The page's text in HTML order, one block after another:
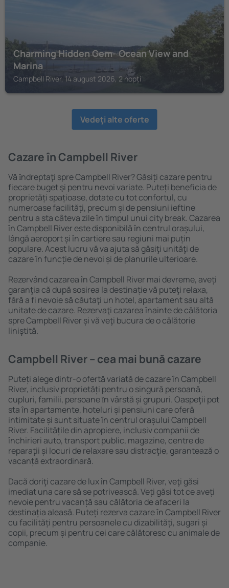
Charming Hidden Gem- Ocean View and
Marina
Campbell River, 14 august 2026, 2 nopți
Vedeţi alte oferte
Cazare în Campbell River
Vă ȋndreptaţi spre Campbell River? Găsiți cazare pentru
fiecare buget şi pentru nevoi variate. Puteți beneficia de
proprietăți spațioase, dotate cu tot confortul, cu
numeroase facilități, precum și de pensiuni ieftine
pentru a sta câteva zile în timpul unui city break. Cazarea
în Campbell River este disponibilă în centrul orașului,
lângă aeroport și în cartiere sau regiuni mai puțin
populare. Acest lucru vă va ajuta să găsiţi unităţi de
cazare în funcție de nevoi și de planurile ulterioare.
Rezervând cazarea în Campbell River mai devreme, aveți
garanţia că după sosirea la destinație vă puteţi relaxa,
fără a fi nevoie să căutaţi un hotel, apartament sau altă
unitate de cazare. Rezervaţi cazarea înainte de călătoria
spre Campbell River și vă veţi bucura de o călătorie
liniştită.
Campbell River – cea mai bună cazare
Puteți alege dintr-o ofertă variată de cazare în Campbell
River, inclusiv proprietăți pentru o singură persoană,
cupluri, familii, persoane ȋn vârstă și grupuri. Oaspeţii pot
sta în apartamente, hoteluri și pensiuni care oferă
intimitate și sunt situate în centrul orașului Campbell
River. Facilitățile din apropiere, inclusiv companii de
închirieri auto, transport public, magazine, centre de
reparaţii și locuri de relaxare sau distracţie, garantează o
vacanță extraordinară.
Dacă doriţi cazare de lux în Campbell River, veţi găsi
imediat una care să se potrivească. Veți găsi tot ce aveți
nevoie pentru vacanță sau călătoria de afaceri la
destinația aleasă. Puteți rezerva cazare în Campbell River
cu facilități pentru persoanele cu dizabilități, sugari și
copii, precum și pentru cei care călătoresc cu animale de
companie.